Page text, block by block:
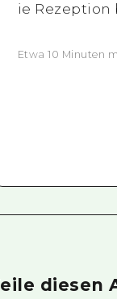
ie Rezeption
Etwa 10 Minuten
diesen